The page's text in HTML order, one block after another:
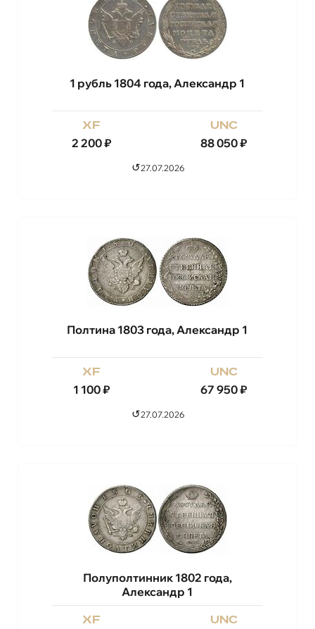
1 рубль 1804 года, Александр 1
xf
2 200₽
unc
88 050₽
↺27.07.2026
Полтина 1803 года, Александр 1
xf
1 100₽
unc
67 950₽
↺27.07.2026
Полуполтинник 1802 года,
Александр 1
xf
unc